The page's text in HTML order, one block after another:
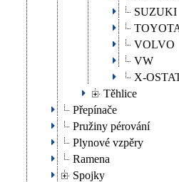
SUZUKI
VOLVO
VW
X-
Těhlice
Přepínače
Pružiny pérování
Plynové vzpěry
Ramena
Spojky